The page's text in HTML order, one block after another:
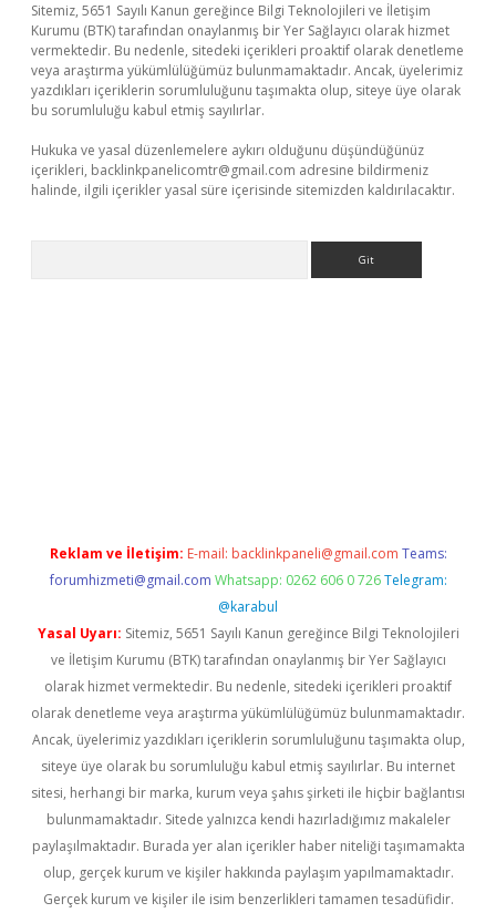
Sitemiz, 5651 Sayılı Kanun gereğince Bilgi Teknolojileri ve İletişim
Kurumu (BTK) tarafından onaylanmış bir Yer Sağlayıcı olarak hizmet
vermektedir. Bu nedenle, sitedeki içerikleri proaktif olarak denetleme
veya araştırma yükümlülüğümüz bulunmamaktadır. Ancak, üyelerimiz
yazdıkları içeriklerin sorumluluğunu taşımakta olup, siteye üye olarak
bu sorumluluğu kabul etmiş sayılırlar.
Hukuka ve yasal düzenlemelere aykırı olduğunu düşündüğünüz
içerikleri, backlinkpanelicomtr@gmail.com adresine bildirmeniz
halinde, ilgili içerikler yasal süre içerisinde sitemizden kaldırılacaktır.
Reklam ve İletişim: E-mail: backlinkpaneli@gmail.com Teams:
forumhizmeti@gmail.com Whatsapp: 0262 606 0 726 Telegram:
@karabul
Yasal Uyarı: Sitemiz, 5651 Sayılı Kanun gereğince Bilgi Teknolojileri
ve İletişim Kurumu (BTK) tarafından onaylanmış bir Yer Sağlayıcı
olarak hizmet vermektedir. Bu nedenle, sitedeki içerikleri proaktif
olarak denetleme veya araştırma yükümlülüğümüz bulunmamaktadır.
Ancak, üyelerimiz yazdıkları içeriklerin sorumluluğunu taşımakta olup,
siteye üye olarak bu sorumluluğu kabul etmiş sayılırlar. Bu internet
sitesi, herhangi bir marka, kurum veya şahıs şirketi ile hiçbir bağlantısı
bulunmamaktadır. Sitede yalnızca kendi hazırladığımız makaleler
paylaşılmaktadır. Burada yer alan içerikler haber niteliği taşımamakta
olup, gerçek kurum ve kişiler hakkında paylaşım yapılmamaktadır.
Gerçek kurum ve kişiler ile isim benzerlikleri tamamen tesadüfidir.